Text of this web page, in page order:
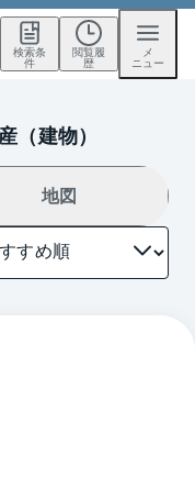
検索条
件
閲覧履
歴
メ
ニュー
（建物）
地図
間取り